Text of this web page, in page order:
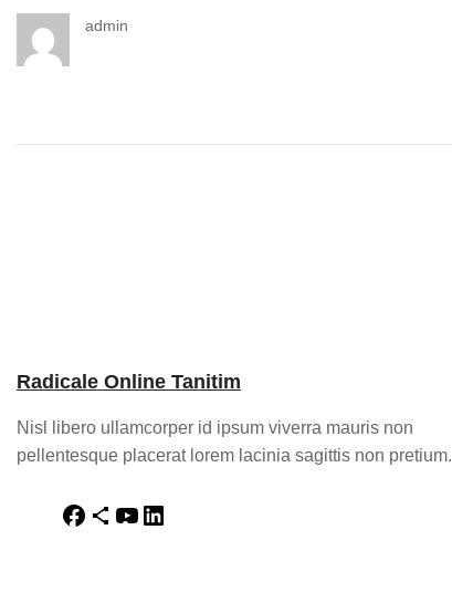
admin
Radicale Online Tanitim
Nisl libero ullamcorper id ipsum viverra mauris non
pellentesque placerat lorem lacinia sagittis non pretium.
F
S
Y